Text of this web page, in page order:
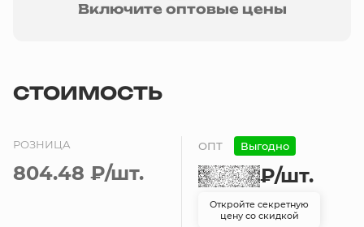
Включите оптовые цены
СТОИМОСТЬ
РОЗНИЦА
804.48 ₽/шт.
ОПТ Выгодно
₽/шт.
Откройте секретную
цену со скидкой